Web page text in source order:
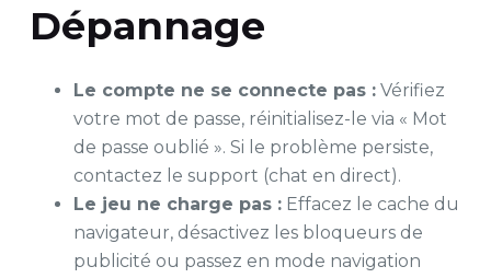
Dépannage
Le compte ne se connecte pas :Vérifiez
votre mot de passe, réinitialisez-le via « Mot
de passe oublié ». Si le problème persiste,
contactez le support (chat en direct).
Le jeu ne charge pas :Effacez le cache du
navigateur, désactivez les bloqueurs de
publicité ou passez en mode navigation